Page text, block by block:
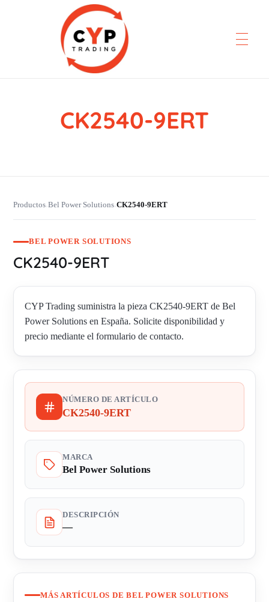
CYP Trading
Professionelle Ersatzteilbeschaffung
CK2540-9ERT
Productos›Bel Power Solutions›CK2540-9ERT
BEL POWER SOLUTIONS
CK2540-9ERT
CYP Trading suministra la pieza CK2540-9ERT de Bel
Power Solutions en España. Solicite disponibilidad y
precio mediante el formulario de contacto.
NÚMERO DE ARTÍCULO
CK2540-9ERT
MARCA
Bel Power Solutions
DESCRIPCIÓN
—
MÁS ARTÍCULOS DE BEL POWER SOLUTIONS